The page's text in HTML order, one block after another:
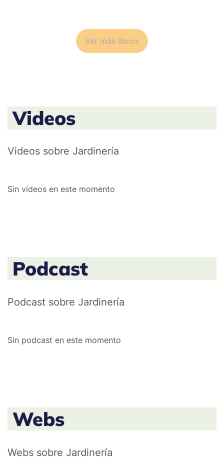
Ver más libros
Videos
Videos sobre Jardinería
Sin vídeos en este momento
Podcast
Podcast sobre Jardinería
Sin podcast en este momento
Webs
Webs sobre Jardinería